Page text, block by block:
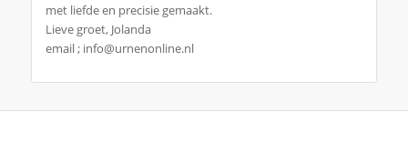
met liefde en precisie gemaakt.
Lieve groet, Jolanda
email ; info@urnenonline.nl